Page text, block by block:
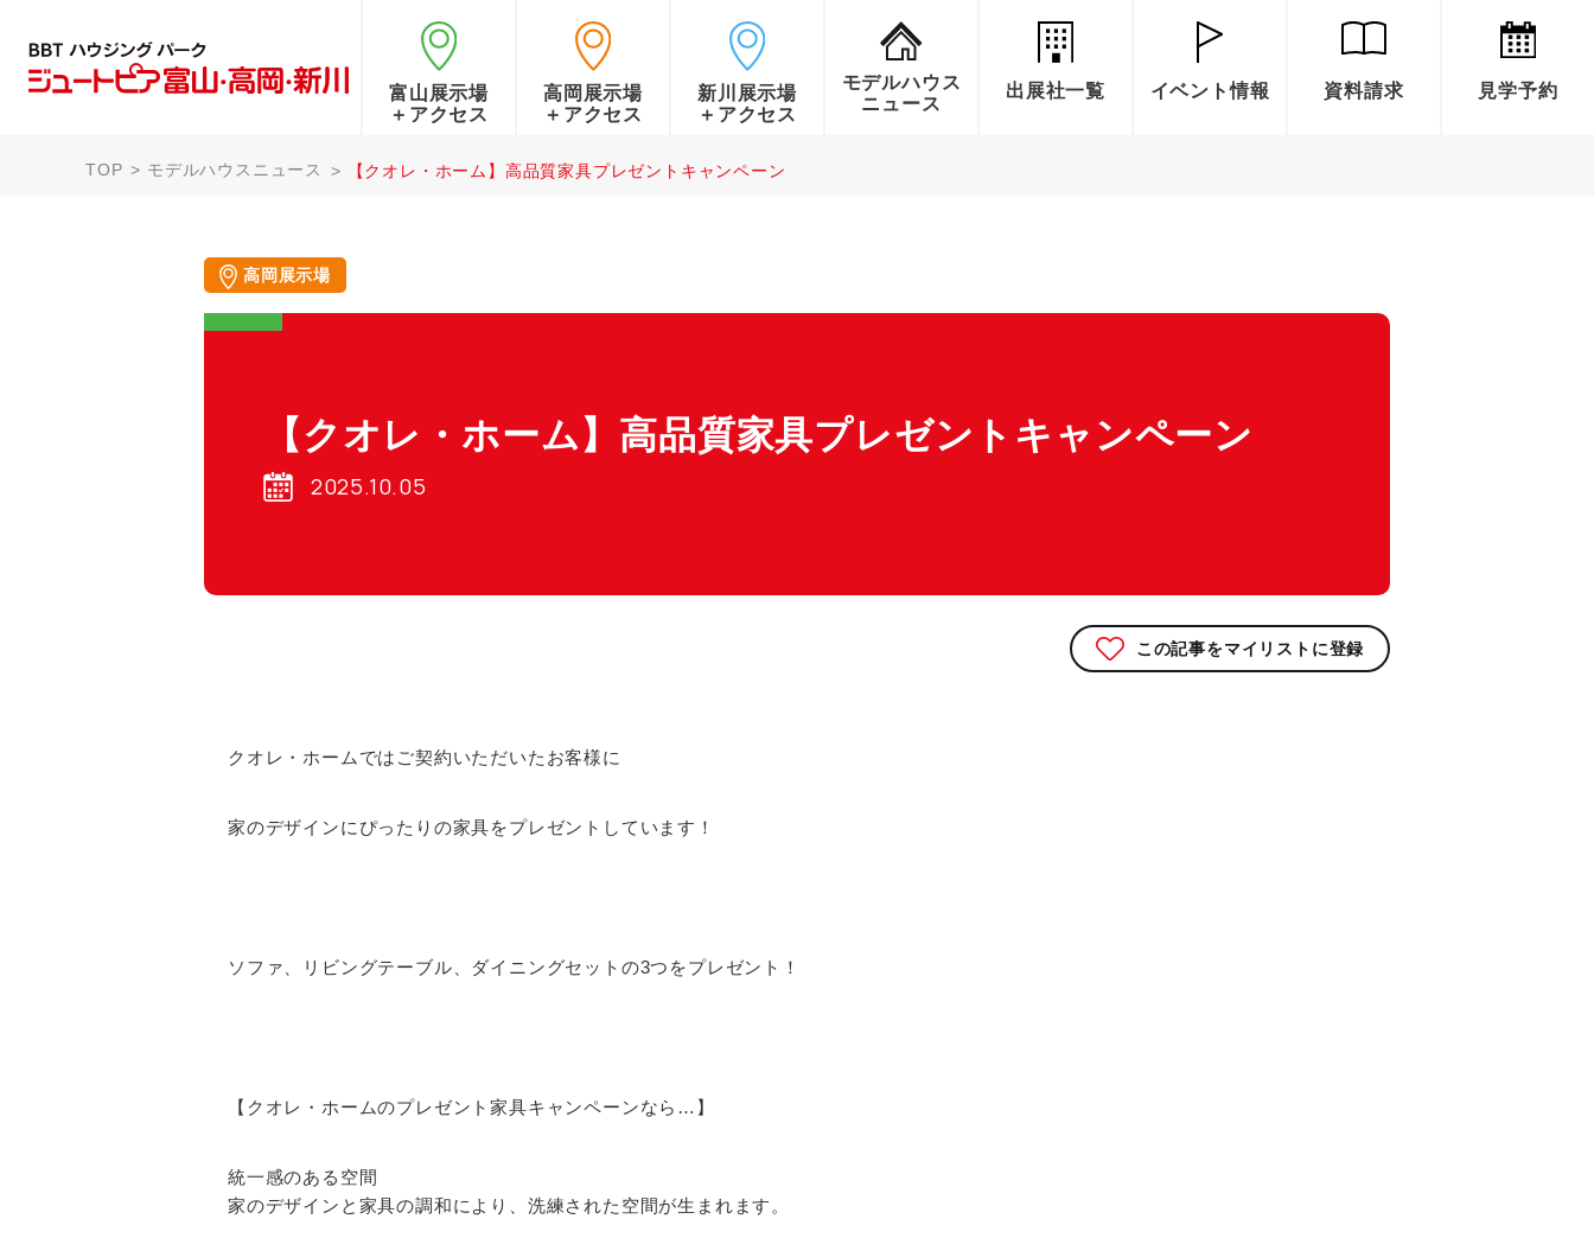
富山展示場
＋アクセス
高岡展示場
＋アクセス
新川展示場
＋アクセス
モデルハウス
ニュース
出展社一覧 イベント情報 資料請求 見学予約
TOP モデルハウスニュース 【クオレ・ホーム】高品質家具プレゼントキャンペーン
高岡展示場
【クオレ・ホーム】高品質家具プレゼントキャンペーン
2025.10.05
この記事をマイリストに登録
クオレ・ホームではご契約いただいたお客様に
家のデザインにぴったりの家具をプレゼントしています！
ソファ、リビングテーブル、ダイニングセットの3つをプレゼント！
【クオレ・ホームのプレゼント家具キャンペーンなら…】
統一感のある空間
家のデザインと家具の調和により、洗練された空間が生まれます。